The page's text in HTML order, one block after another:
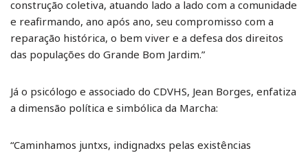
construção coletiva, atuando lado a lado com a comunidade
e reafirmando, ano após ano, seu compromisso com a
reparação histórica, o bem viver e a defesa dos direitos
das populações do Grande Bom Jardim.”
Já o psicólogo e associado do CDVHS, Jean Borges, enfatiza
a dimensão política e simbólica da Marcha:
“Caminhamos juntxs, indignadxs pelas existências